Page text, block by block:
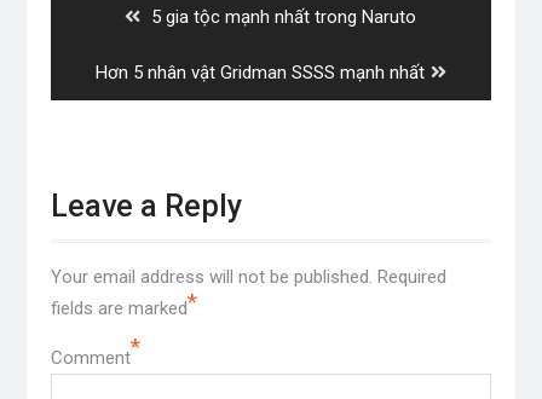
Previous
5 gia tộc mạnh nhất trong Naruto
Next
post:
Hơn 5 nhân vật Gridman SSSS mạnh nhất
Leave a Reply
Your email address will not be published. Required
fields are marked*
Comment*